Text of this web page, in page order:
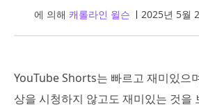
에 의해 캐롤라인 윌슨 2025년 5월
YouTube Shorts는 빠르고 재미있으
상을 시청하지 않고도 재미있는 것을